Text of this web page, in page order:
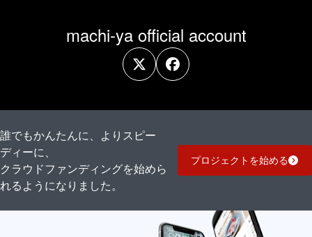
machi-ya official account
誰でもかんたんに、よりスピー
ディーに、
クラウドファンディングを始めら
れるようになりました。
プロジェクトを始める